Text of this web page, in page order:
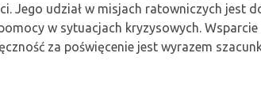
Jego udział w misjach ratowniczych jest
w sytuacjach kryzysowych.
za poświęcenie jest wyrazem